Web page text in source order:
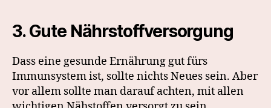
3. Gute Nährstoffversorgung
Dass eine gesunde Ernährung gut fürs
Immunsystem ist, sollte nichts Neues sein. Aber
vor allem sollte man darauf achten, mit allen